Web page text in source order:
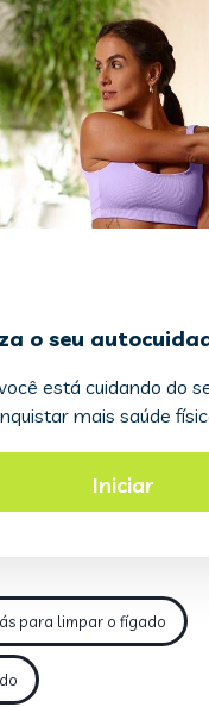
para limpar o fígado